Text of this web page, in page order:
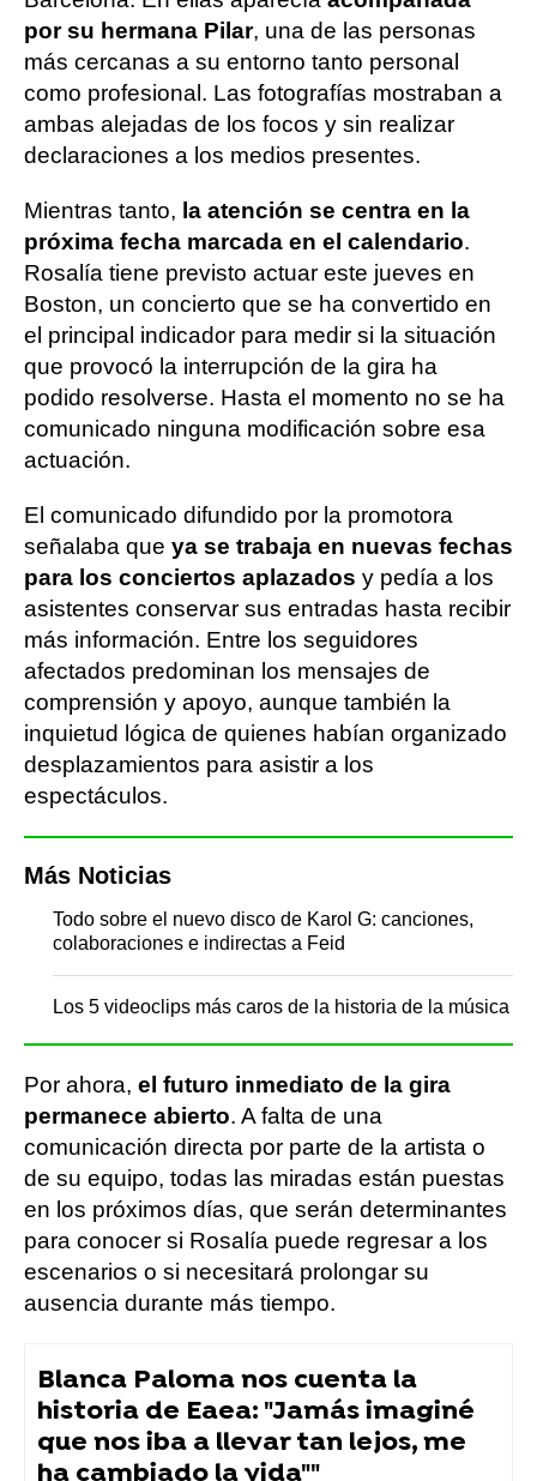
por su hermana Pilar, una de las personas
más cercanas a su entorno tanto personal
como profesional. Las fotografías mostraban a
ambas alejadas de los focos y sin realizar
declaraciones a los medios presentes.
Mientras tanto, la atención se centra en la
próxima fecha marcada en el calendario.
Rosalía tiene previsto actuar este jueves en
Boston, un concierto que se ha convertido en
el principal indicador para medir si la situación
que provocó la interrupción de la gira ha
podido resolverse. Hasta el momento no se ha
comunicado ninguna modificación sobre esa
actuación.
El comunicado difundido por la promotora
señalaba que ya se trabaja en nuevas fechas
para los conciertos aplazados y pedía a los
asistentes conservar sus entradas hasta recibir
más información. Entre los seguidores
afectados predominan los mensajes de
comprensión y apoyo, aunque también la
inquietud lógica de quienes habían organizado
desplazamientos para asistir a los
espectáculos.
Más Noticias
Todo sobre el nuevo disco de Karol G: canciones,
colaboraciones e indirectas a Feid
Los 5 videoclips más caros de la historia de la música
Por ahora, el futuro inmediato de la gira
permanece abierto. A falta de una
comunicación directa por parte de la artista o
de su equipo, todas las miradas están puestas
en los próximos días, que serán determinantes
para conocer si Rosalía puede regresar a los
escenarios o si necesitará prolongar su
ausencia durante más tiempo.
Blanca Paloma nos cuenta la
historia de Eaea: "Jamás imaginé
que nos iba a llevar tan lejos, me
ha cambiado la vida""